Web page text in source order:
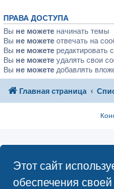
Этот сайт
обеспечения
ПРАВА ДОСТУПА
Вы не можете начинать темы
Вы не можете отвечать на
Вы не можете редактировать
Вы не можете удалять свои
Вы не можете добавлять
Главная страница